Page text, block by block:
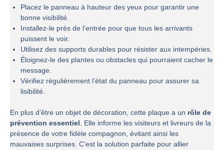
Placez le panneau à hauteur des yeux pour garantir une
bonne visibilité.
Installez-le près de l’entrée pour que tous les arrivants
puissent le voir.
Utilisez des supports durables pour résister aux intempéries.
Éloignez-le des plantes ou obstacles qui pourraient cacher le
message.
Vérifiez régulièrement l’état du panneau pour assurer sa
lisibilité.
En plus d’être un objet de décoration, cette plaque a un rôle de
prévention essentiel. Elle informe les visiteurs et livreurs de la
présence de votre fidèle compagnon, évitant ainsi les
mauvaises surprises. C’est la solution parfaite pour allier